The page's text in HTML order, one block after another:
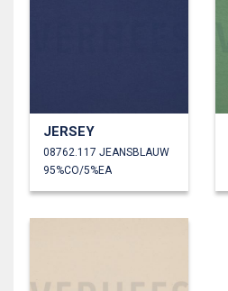
JERSEY
08762.117 JEANSBLAUW
95%CO/5%EA